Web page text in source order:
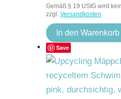
Gemäß § 19 UStG wird
zzgl. Versandkosten
In den Warenkorb
Save